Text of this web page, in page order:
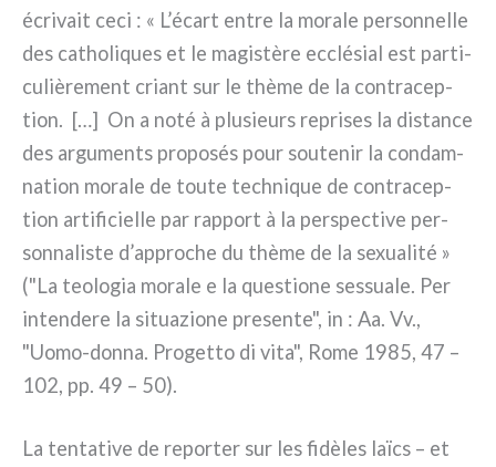
écri­vait ceci : « L’écart entre la mora­le per­son­nel­le
des catho­li­ques et le magi­stè­re ecclé­sial est par­ti­
cu­liè­re­ment criant sur le thè­me de la con­tra­cep­
tion. […] On a noté à plu­sieurs repri­ses la distan­ce
des argu­men­ts pro­po­sés pour sou­te­nir la con­dam­
na­tion mora­le de tou­te tech­ni­que de con­tra­cep­
tion arti­fi­ciel­le par rap­port à la per­spec­ti­ve per­
son­na­li­ste d’approche du thè­me de la sexua­li­té »
("La teo­lo­gia mora­le e la que­stio­ne ses­sua­le. Per
inten­de­re la situa­zio­ne pre­sen­te", in : Aa. Vv.,
"Uomo-donna. Progetto di vita", Rome 1985, 47 –
102, pp. 49 – 50).
La ten­ta­ti­ve de repor­ter sur les fidè­les laïcs – et